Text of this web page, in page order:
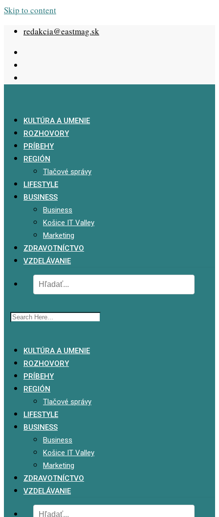
Skip to content
redakcia@eastmag.sk
KULTÚRA A UMENIE
ROZHOVORY
PRÍBEHY
REGIÓN
Tlačové správy
LIFESTYLE
BUSINESS
Business
Košice IT Valley
Marketing
ZDRAVOTNÍCTVO
VZDELÁVANIE
KULTÚRA A UMENIE
ROZHOVORY
PRÍBEHY
REGIÓN
Tlačové správy
LIFESTYLE
BUSINESS
Business
Košice IT Valley
Marketing
ZDRAVOTNÍCTVO
VZDELÁVANIE